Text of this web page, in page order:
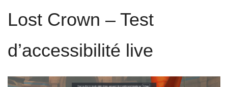
Lost Crown – Test
d’accessibilité live